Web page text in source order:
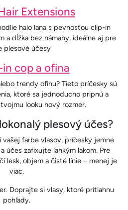
Extensions
halo lana s pevnosťou clip-in
a dĺžka bez námahy, ideálne aj pre
plesové účesy
cop a ofina
trendy ofinu? Tieto príčesky sú
ktoré sa jednoducho pripnú a
looku nový rozmer.
plesový účes?
farbe vlasov, príčesky jemne
účes zafixujte ľahkým lakom. Pre
lesk, objem a čisté línie – menej je
viac.
Doprajte si vlasy, ktoré pritiahnu
pohľady.